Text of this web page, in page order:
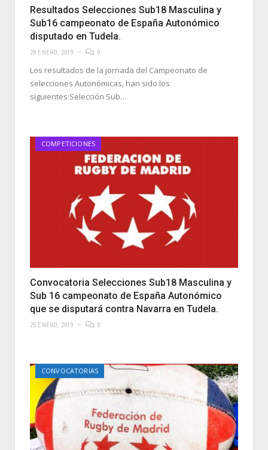
Resultados Selecciones Sub18 Masculina y
Sub16 campeonato de España Autonómico
disputado en Tudela.
28 ENERO, 2019 0
Los resultados de la jornada del Campeonato de
selecciones Autonómicas, han sido los
siguientes:Selección Sub…
COMPETICIONES
Convocatoria Selecciones Sub18 Masculina y
Sub 16 campeonato de España Autonómico
que se disputará contra Navarra en Tudela.
25 ENERO, 2019 0
CONVOCATORIAS